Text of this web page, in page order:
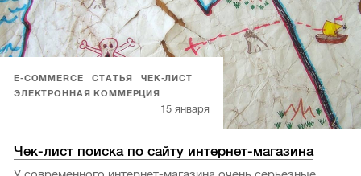
E-COMMERCE СТАТЬЯ
ЧЕК-ЛИСТ
ЭЛЕКТРОННАЯ КОММЕРЦИЯ
15 января
Чек-лист поиска по сайту интернет-магазина